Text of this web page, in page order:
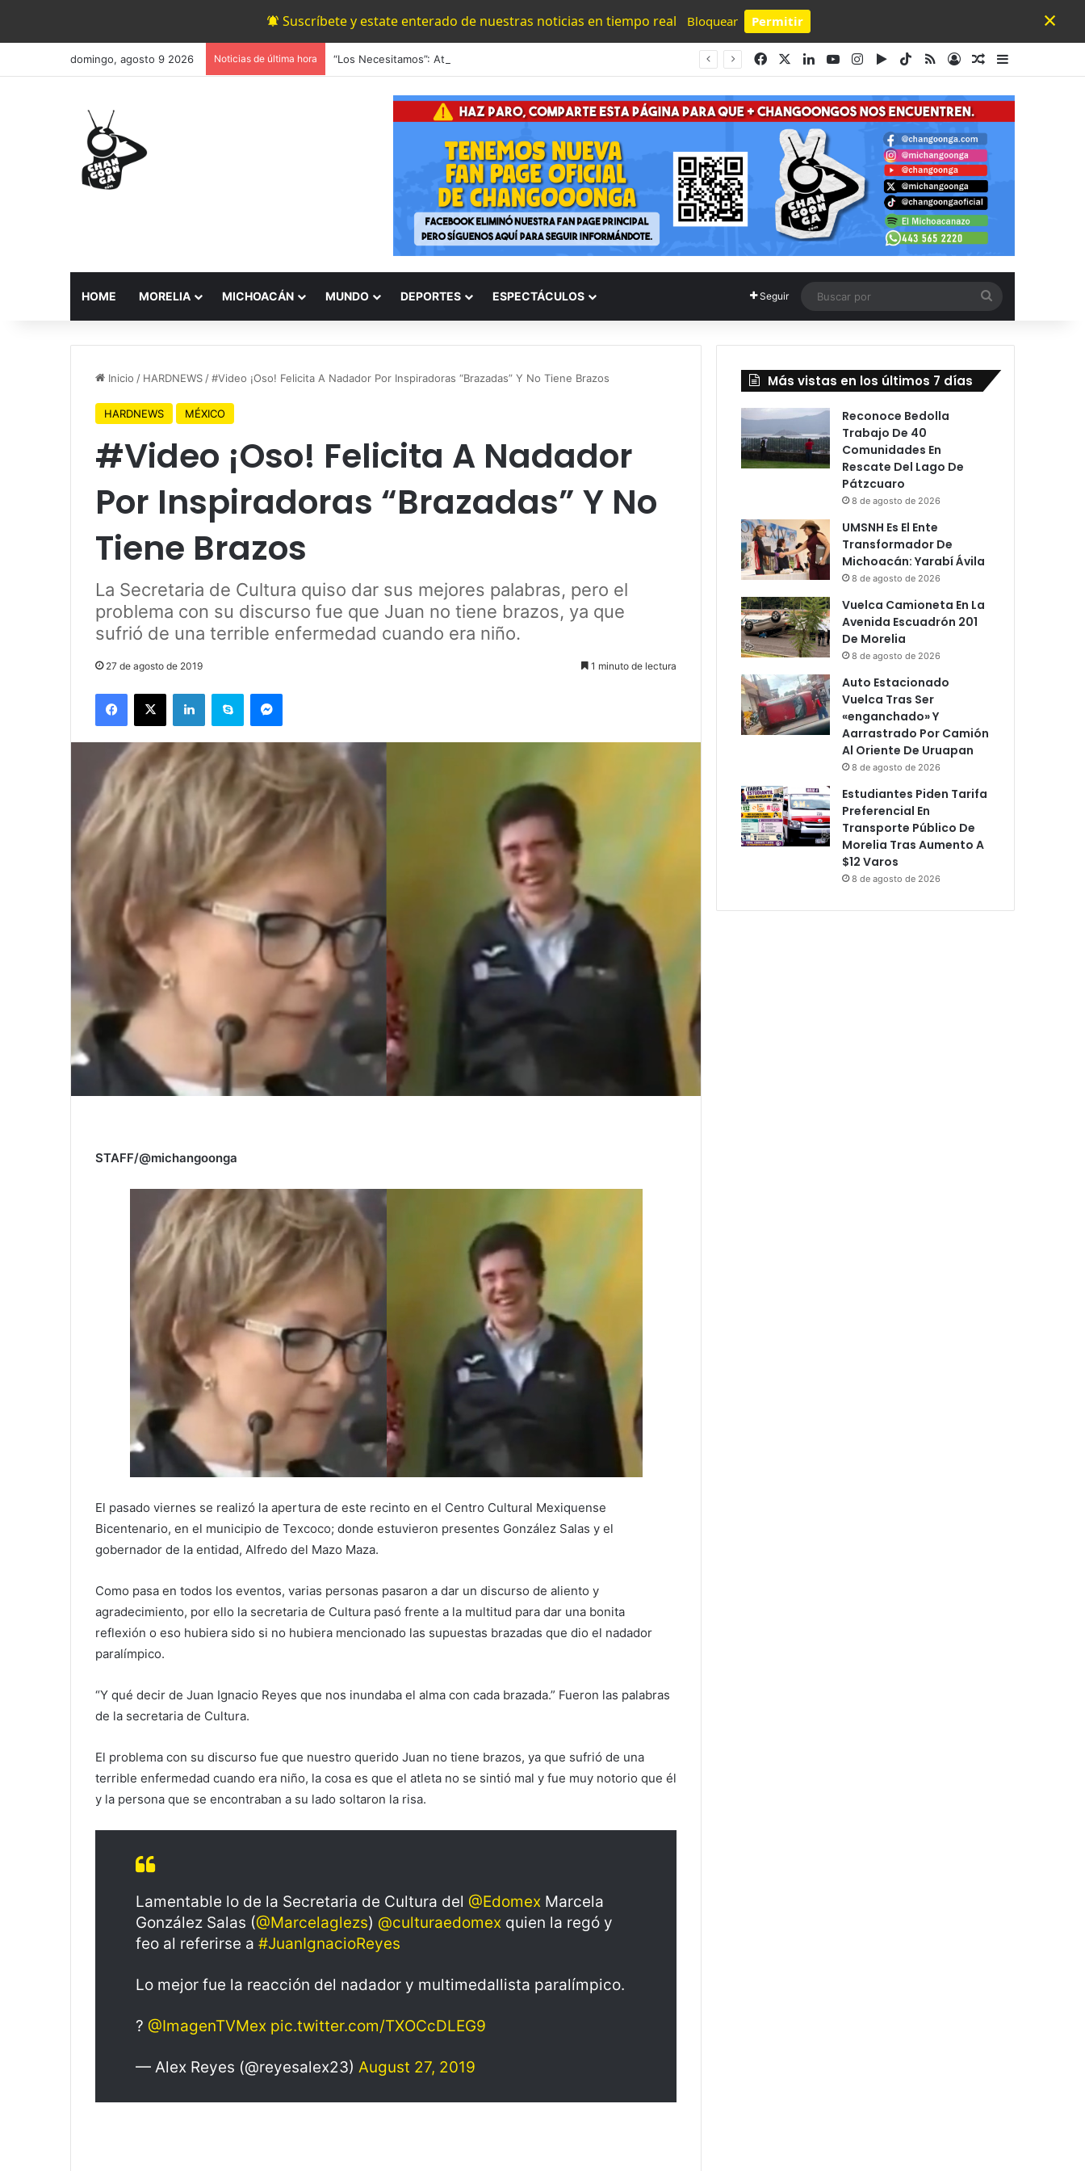
Suscríbete y estate enterado de nuestras noticias en tiempo real Bloquear Permitir
Powered by SendPulse
×
domingo, agosto 9 2026 Noticias de última hora FacebookLinkedInYouTubeInstagram
Google Play
TikTok
RSS AccesoPublicación al
HOME MORELIA MICHOACÁN MUNDO DEPORTES ESPECTÁCULOS Seguir
por
Inicio / HARDNEWS /#Video ¡Oso! Felicita A Nadador Por Inspiradoras “Brazadas” Y No Tiene Brazos
HARDNEWS MÉXICO
#Video ¡Oso! Felicita A Nadador
Por Inspiradoras “Brazadas” Y No
Tiene Brazos
La Secretaria de Cultura quiso dar sus mejores palabras, pero el
problema con su discurso fue que Juan no tiene brazos, ya que
sufrió de una terrible enfermedad cuando era niño.
27 de agosto de 2019 1 minuto de lectura
STAFF/@michangoonga
El pasado viernes se realizó la apertura de este recinto en el Centro Cultural Mexiquense
Bicentenario, en el municipio de Texcoco; donde estuvieron presentes González Salas y el
gobernador de la entidad, Alfredo del Mazo Maza.
Como pasa en todos los eventos, varias personas pasaron a dar un discurso de aliento y
agradecimiento, por ello la secretaria de Cultura pasó frente a la multitud para dar una bonita
reflexión o eso hubiera sido si no hubiera mencionado las supuestas brazadas que dio el nadador
paralímpico.
“Y qué decir de Juan Ignacio Reyes que nos inundaba el alma con cada brazada.” Fueron las palabras
de la secretaria de Cultura.
El problema con su discurso fue que nuestro querido Juan no tiene brazos, ya que sufrió de una
terrible enfermedad cuando era niño, la cosa es que el atleta no se sintió mal y fue muy notorio que él
y la persona que se encontraban a su lado soltaron la risa.
Lamentable lo de la Secretaria de Cultura del @Edomex Marcela
González Salas (@Marcelaglezs) @culturaedomex quien la regó y
feo al referirse a #JuanIgnacioReyes
Lo mejor fue la reacción del nadador y multimedallista paralímpico.
? @ImagenTVMex pic.twitter.com/TXOCcDLEG9
— Alex Reyes (@reyesalex23) August 27, 2019
Más vistas en los últimos 7 días
Reconoce Bedolla
Trabajo De 40
Comunidades En
Rescate Del Lago De
Pátzcuaro
8 de agosto de 2026
UMSNH Es El Ente
Transformador De
Michoacán: Yarabí Ávila
8 de agosto de 2026
Vuelca Camioneta En La
Avenida Escuadrón 201
De Morelia
8 de agosto de 2026
Auto Estacionado
Vuelca Tras Ser
«enganchado» Y
Aarrastrado Por Camión
Al Oriente De Uruapan
8 de agosto de 2026
Estudiantes Piden Tarifa
Preferencial En
Transporte Público De
Morelia Tras Aumento A
$12 Varos
8 de agosto de 2026